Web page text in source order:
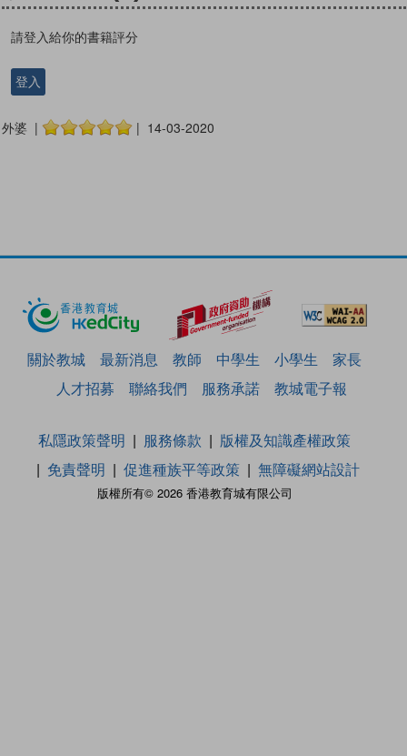
請登入給你的書籍評分
登入
外婆 | | 14-03-2020
關於教城 最新消息 教師 中學生 小學生
家長
人才招募
聯絡我們 服務承諾 教城電子報
版權所有© 2026 香港教育城有限公司
私隱政策聲明 服務條款
版權及知識產權政策
免責聲明
促進種族平等政策 無障礙網站設計